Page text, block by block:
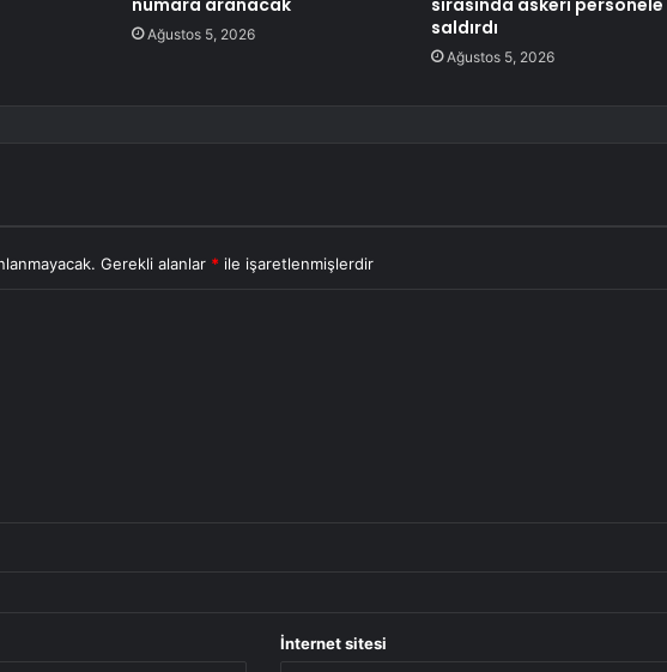
numara aranacak
Ağustos 5, 2026
sırasında askeri personele
saldırdı
Ağustos 5, 2026
Gerekli alanlar * ile işaretlenmişlerdir
İnternet sitesi